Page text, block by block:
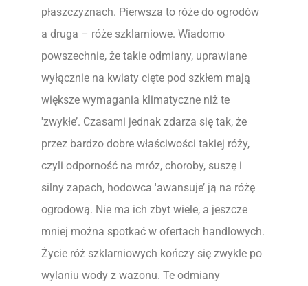
płaszczyznach. Pierwsza to róże do ogrodów
a druga – róże szklarniowe. Wiadomo
powszechnie, że takie odmiany, uprawiane
wyłącznie na kwiaty cięte pod szkłem mają
większe wymagania klimatyczne niż te
'zwykłe’. Czasami jednak zdarza się tak, że
przez bardzo dobre właściwości takiej róży,
czyli odporność na mróz, choroby, suszę i
silny zapach, hodowca 'awansuje’ ją na różę
ogrodową. Nie ma ich zbyt wiele, a jeszcze
mniej można spotkać w ofertach handlowych.
Życie róż szklarniowych kończy się zwykle po
wylaniu wody z wazonu. Te odmiany